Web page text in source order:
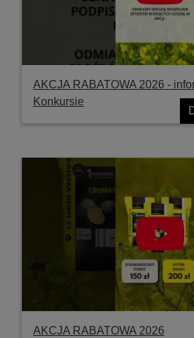
AKCJA RABATOWA 2026 -
Konkursie
AKCJA RABATOWA 2026